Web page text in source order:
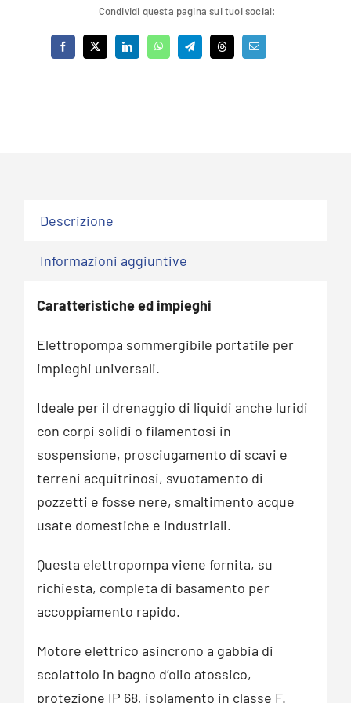
Condividi questa pagina sui tuoi social:
Descrizione
Informazioni aggiuntive
Caratteristiche ed impieghi
Elettropompa sommergibile portatile per
impieghi universali.
Ideale per il drenaggio di liquidi anche luridi
con corpi solidi o filamentosi in
sospensione, prosciugamento di scavi e
terreni acquitrinosi, svuotamento di
pozzetti e fosse nere, smaltimento acque
usate domestiche e industriali.
Questa elettropompa viene fornita, su
richiesta, completa di basamento per
accoppiamento rapido.
Motore elettrico asincrono a gabbia di
scoiattolo in bagno d’olio atossico,
protezione IP 68, isolamento in classe F.